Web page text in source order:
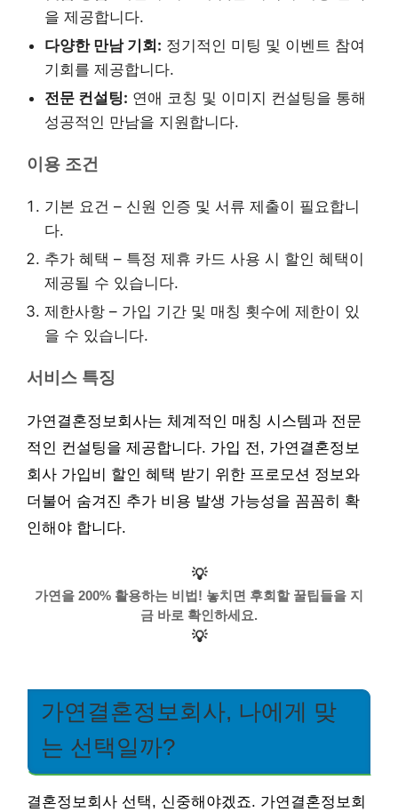
을 제공합니다.
다양한 만남 기회: 정기적인 미팅 및 이벤트 참여
기회를 제공합니다.
전문 컨설팅: 연애 코칭 및 이미지 컨설팅을 통해
성공적인 만남을 지원합니다.
이용 조건
기본 요건 – 신원 인증 및 서류 제출이 필요합니
다.
추가 혜택 – 특정 제휴 카드 사용 시 할인 혜택이
제공될 수 있습니다.
제한사항 – 가입 기간 및 매칭 횟수에 제한이 있
을 수 있습니다.
서비스 특징
가연결혼정보회사는 체계적인 매칭 시스템과 전문
적인 컨설팅을 제공합니다. 가입 전, 가연결혼정보
회사 가입비 할인 혜택 받기 위한 프로모션 정보와
더불어 숨겨진 추가 비용 발생 가능성을 꼼꼼히 확
인해야 합니다.
💡
가연을 200% 활용하는 비법! 놓치면 후회할 꿀팁들을 지
금 바로 확인하세요.
💡
가연결혼정보회사, 나에게 맞
는 선택일까?
결혼정보회사 선택, 신중해야겠죠. 가연결혼정보회